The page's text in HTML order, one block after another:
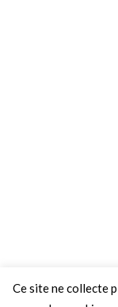
Ce site ne collecte